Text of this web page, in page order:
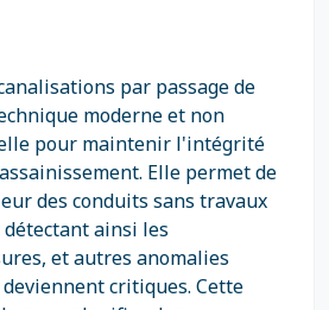
par passage de
moderne et non
pour maintenir l'intégrité
Elle permet de
des conduits sans travaux
ainsi les
et autres anomalies
critiques. Cette